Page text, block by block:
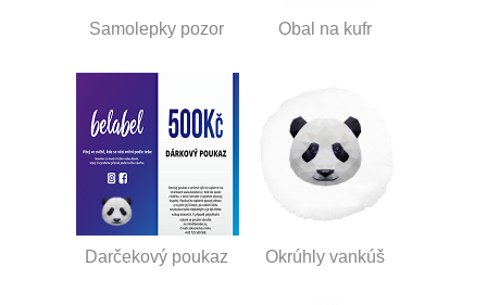
Samolepky pozor Obal na kufr
Darčekový poukaz Okrúhly vankúš